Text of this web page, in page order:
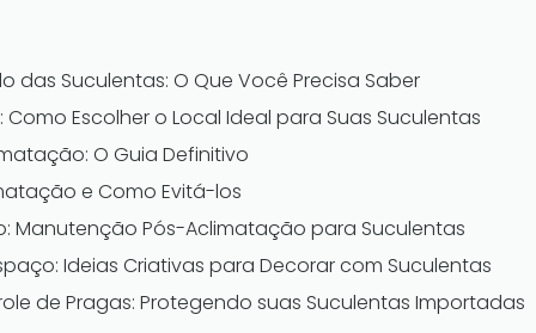
das Suculentas: O Que Você Precisa Saber
Escolher o Local Ideal para Suas Suculentas
O Guia Definitivo
e Como Evitá-los
Manutenção Pós-Aclimatação para Suculentas
Ideias Criativas para Decorar com Suculentas
de Pragas: Protegendo suas Suculentas Importadas